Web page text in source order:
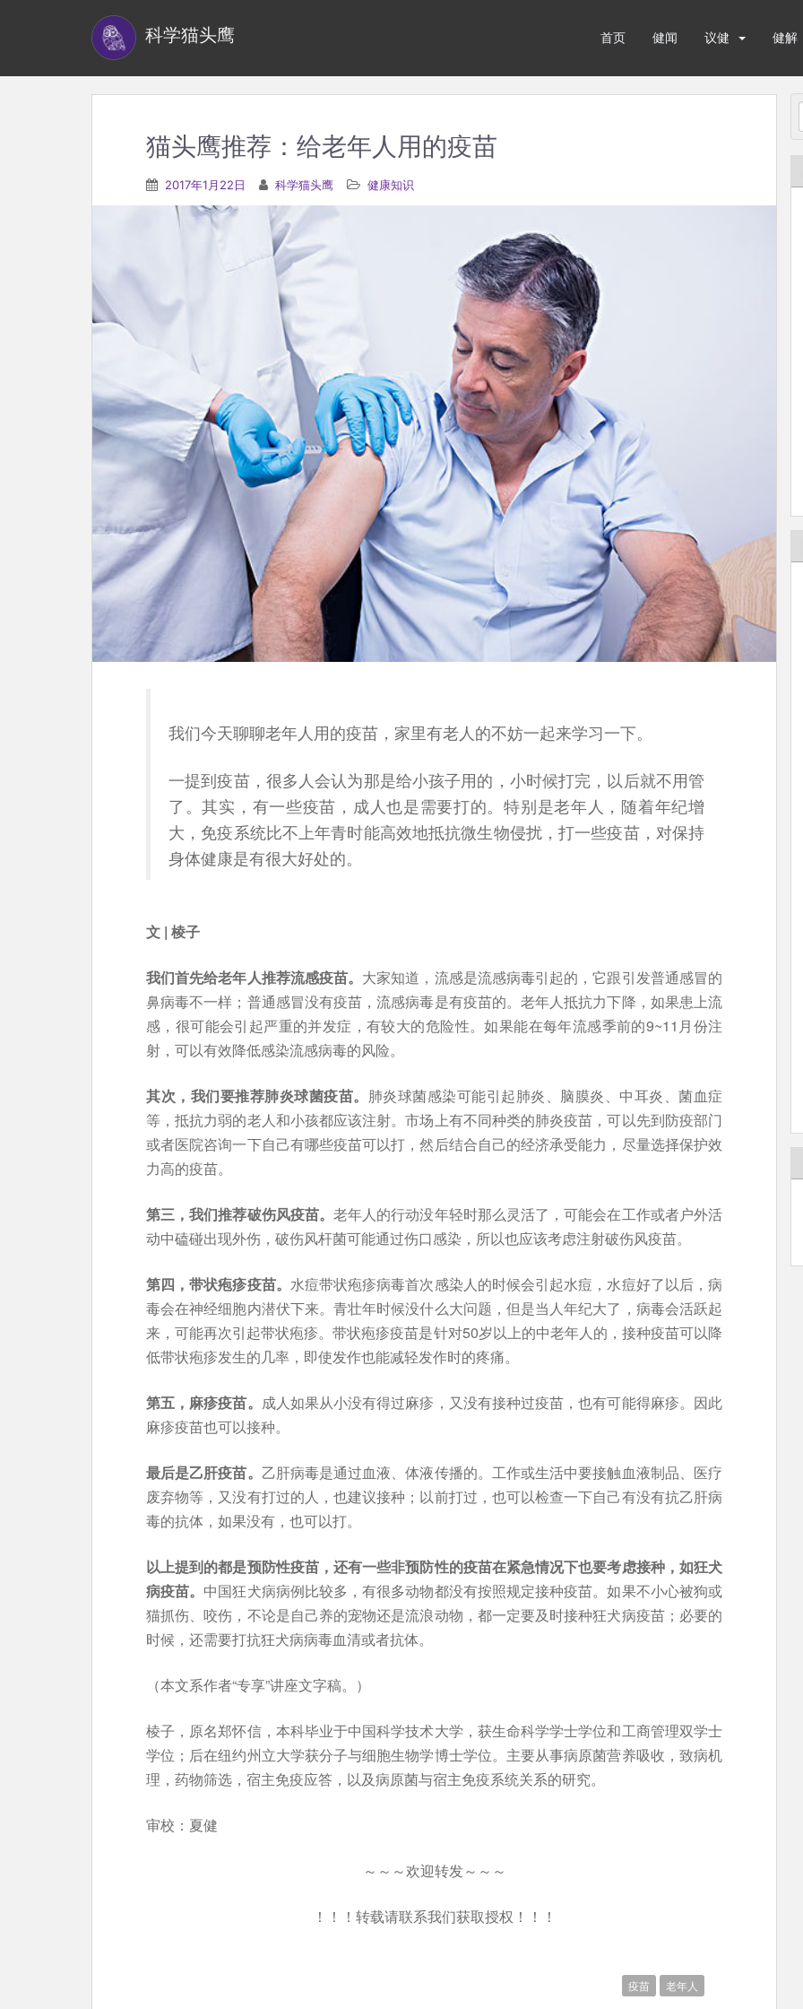
科学猫头鹰 首页 健闻 议健 健解
猫头鹰推荐：给老年人用的疫苗
2017年1月22日 科学猫头鹰 健康知识
我们今天聊聊老年人用的疫苗，家里有老人的不妨一起来学习一下。
一提到疫苗，很多人会认为那是给小孩子用的，小时候打完，以后就不用管
了。其实，有一些疫苗，成人也是需要打的。特别是老年人，随着年纪增
大，免疫系统比不上年青时能高效地抵抗微生物侵扰，打一些疫苗，对保持
身体健康是有很大好处的。
文 | 棱子
我们首先给老年人推荐流感疫苗。 大家知道，流感是流感病毒引起的，它跟引发普通感冒的
鼻病毒不一样；普通感冒没有疫苗，流感病毒是有疫苗的。老年人抵抗力下降，如果患上流
感，很可能会引起严重的并发症，有较大的危险性。如果能在每年流感季前的9~11月份注
射，可以有效降低感染流感病毒的风险。
其次，我们要推荐肺炎球菌疫苗。 肺炎球菌感染可能引起肺炎、脑膜炎、中耳炎、菌血症
等，抵抗力弱的老人和小孩都应该注射。市场上有不同种类的肺炎疫苗，可以先到防疫部门
或者医院咨询一下自己有哪些疫苗可以打，然后结合自己的经济承受能力，尽量选择保护效
力高的疫苗。
第三，我们推荐破伤风疫苗。 老年人的行动没年轻时那么灵活了，可能会在工作或者户外活
动中磕碰出现外伤，破伤风杆菌可能通过伤口感染，所以也应该考虑注射破伤风疫苗。
第四，带状疱疹疫苗。 水痘带状疱疹病毒首次感染人的时候会引起水痘，水痘好了以后，病
毒会在神经细胞内潜伏下来。青壮年时候没什么大问题，但是当人年纪大了，病毒会活跃起
来，可能再次引起带状疱疹。带状疱疹疫苗是针对50岁以上的中老年人的，接种疫苗可以降
低带状疱疹发生的几率，即使发作也能减轻发作时的疼痛。
第五，麻疹疫苗。 成人如果从小没有得过麻疹，又没有接种过疫苗，也有可能得麻疹。因此
麻疹疫苗也可以接种。
最后是乙肝疫苗。 乙肝病毒是通过血液、体液传播的。工作或生活中要接触血液制品、医疗
废弃物等，又没有打过的人，也建议接种；以前打过，也可以检查一下自己有没有抗乙肝病
毒的抗体，如果没有，也可以打。
以上提到的都是预防性疫苗，还有一些非预防性的疫苗在紧急情况下也要考虑接种，如狂犬
病疫苗。 中国狂犬病病例比较多，有很多动物都没有按照规定接种疫苗。如果不小心被狗或
猫抓伤、咬伤，不论是自己养的宠物还是流浪动物，都一定要及时接种狂犬病疫苗；必要的
时候，还需要打抗狂犬病病毒血清或者抗体。
（本文系作者“专享”讲座文字稿。）
棱子，原名郑怀信，本科毕业于中国科学技术大学，获生命科学学士学位和工商管理双学士
学位；后在纽约州立大学获分子与细胞生物学博士学位。主要从事病原菌营养吸收，致病机
理，药物筛选，宿主免疫应答，以及病原菌与宿主免疫系统关系的研究。
审校：夏健
～～～欢迎转发～～～
！！！转载请联系我们获取授权！！！
疫苗 老年人